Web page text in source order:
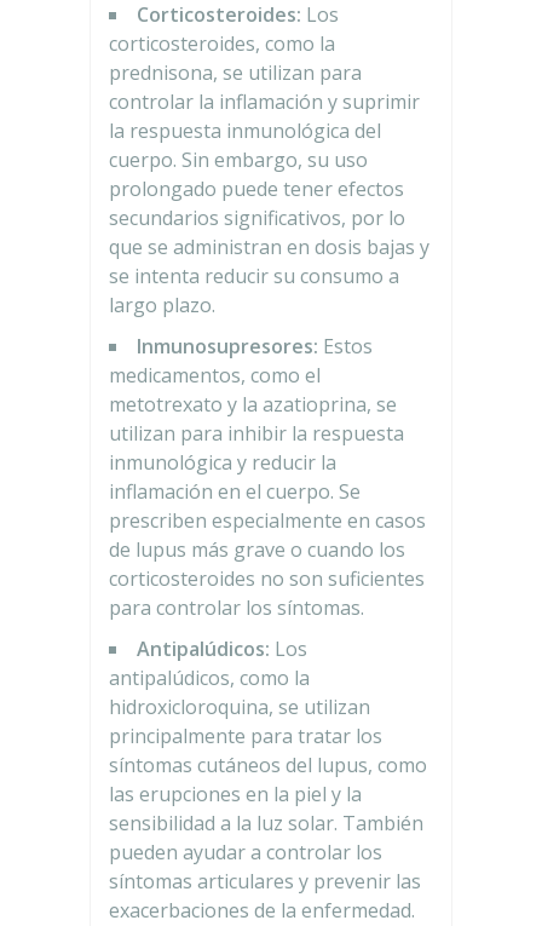
Corticosteroides: Los
corticosteroides, como la
prednisona, se utilizan para
controlar la inflamación y suprimir
la respuesta inmunológica del
cuerpo. Sin embargo, su uso
prolongado puede tener efectos
secundarios significativos, por lo
que se administran en dosis bajas y
se intenta reducir su consumo a
largo plazo.
Inmunosupresores: Estos
medicamentos, como el
metotrexato y la azatioprina, se
utilizan para inhibir la respuesta
inmunológica y reducir la
inflamación en el cuerpo. Se
prescriben especialmente en casos
de lupus más grave o cuando los
corticosteroides no son suficientes
para controlar los síntomas.
Antipalúdicos: Los
antipalúdicos, como la
hidroxicloroquina, se utilizan
principalmente para tratar los
síntomas cutáneos del lupus, como
las erupciones en la piel y la
sensibilidad a la luz solar. También
pueden ayudar a controlar los
síntomas articulares y prevenir las
exacerbaciones de la enfermedad.